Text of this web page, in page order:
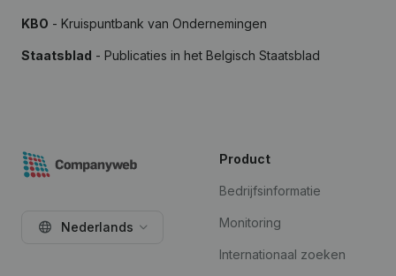
KBO - Kruispuntbank van Ondernemingen
Staatsblad - Publicaties in het Belgisch Staatsblad
Nederlands
Product
Bedrijfsinformatie
Monitoring
Internationaal zoeken